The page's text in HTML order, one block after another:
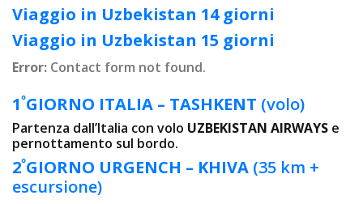
Viaggio in Uzbekistan 14 giorni
Viaggio in Uzbekistan 15 giorni
Error: Contact form not found.
1ºGIORNO ITALIA – TASHKENT (volo)
Partenza dall’Italia con volo UZBEKISTAN AIRWAYS e
pernottamento sul bordo.
2ºGIORNO URGENCH – KHIVA (35 km +
escursione)